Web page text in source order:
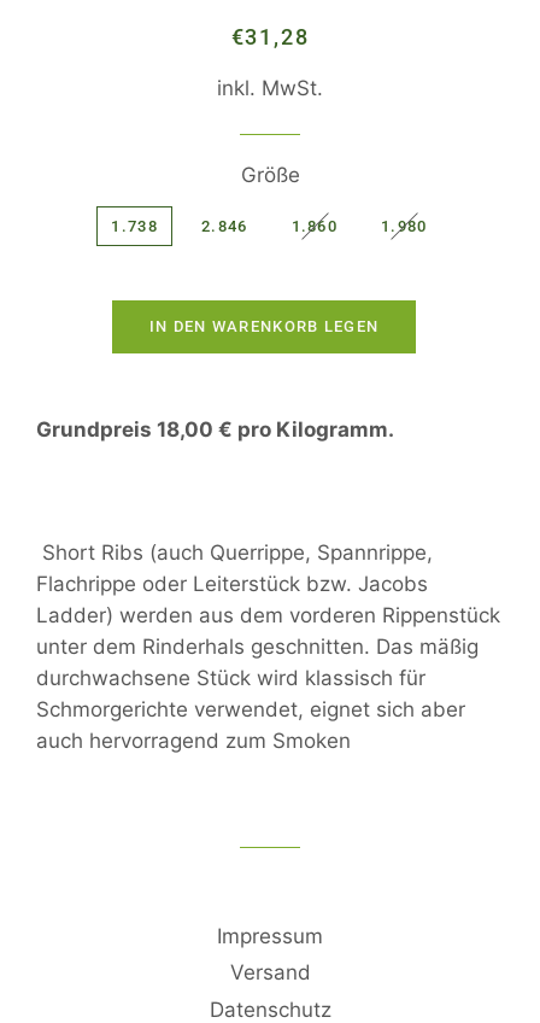
Normaler
Sonderpreis
€31,28
inkl. MwSt.
Größe
1.738 2.846 1.860 1.980
IN DEN WARENKORB LEGEN
Grundpreis 18,00 € pro Kilogramm.
Short Ribs (auch Querrippe, Spannrippe,
Flachrippe oder Leiterstück bzw. Jacobs
Ladder) werden aus dem vorderen Rippenstück
unter dem Rinderhals geschnitten. Das mäßig
durchwachsene Stück wird klassisch für
Schmorgerichte verwendet, eignet sich aber
auch hervorragend zum Smoken
Impressum
Versand
Datenschutz